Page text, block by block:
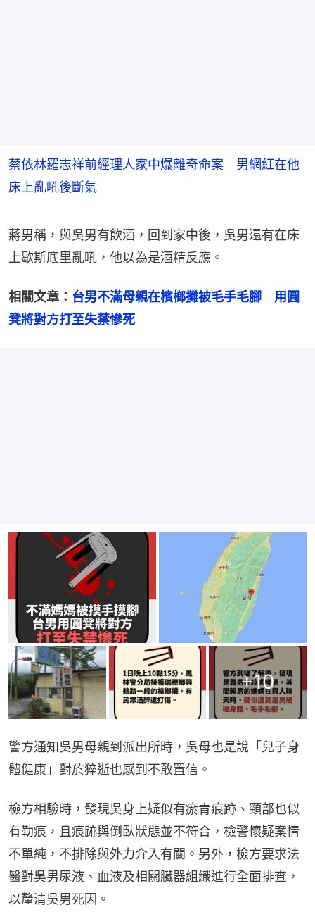
蔡依林羅志祥前經理人家中爆離奇命案 男網紅在他
床上亂吼後斷氣
蔣男稱，與吳男有飲酒，回到家中後，吳男還有在床
上歇斯底里亂吼，他以為是酒精反應。
相關文章： 台男不滿母親在檳榔攤被毛手毛腳　用圓
凳將對方打至失禁慘死
+10
警方通知吳男母親到派出所時，吳母也是說「兒子身
體健康」對於猝逝也感到不敢置信。
檢方相驗時，發現吳身上疑似有瘀青痕跡、頸部也似
有勒痕，且痕跡與倒臥狀態並不符合，檢警懷疑案情
不單純，不排除與外力介入有關。另外，檢方要求法
醫對吳男尿液、血液及相關臟器組織進行全面排查，
以釐清吳男死因。